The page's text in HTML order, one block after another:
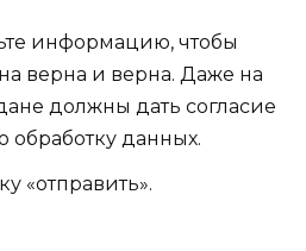
информацию, чтобы
верна и верна. Даже на
должны дать согласие
данных.
«отправить».